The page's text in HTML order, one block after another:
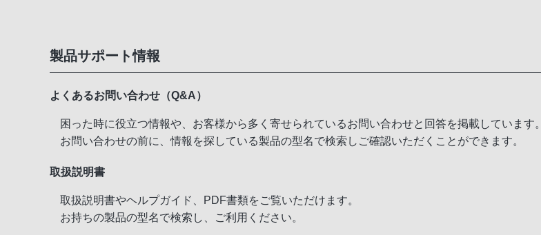
製品サポート情報
よくあるお問い合わせ（Q&A）
困った時に役立つ情報や、お客様から多く寄せられているお問い合わせと回答を掲載しています。
お問い合わせの前に、情報を探している製品の型名で検索しご確認いただくことができます。
取扱説明書
取扱説明書やヘルプガイド、PDF書類をご覧いただけます。
お持ちの製品の型名で検索し、ご利用ください。